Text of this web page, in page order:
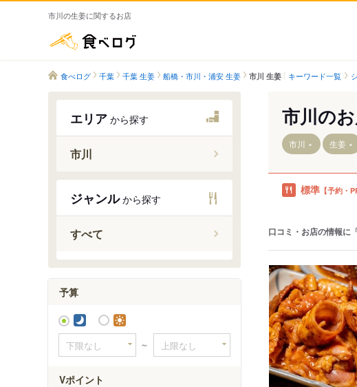
市川の生姜に関するお店
食べログ 千葉 千葉 生姜 船橋・市川・浦安 生姜 市川 生姜 キーワード一覧
エリア から探す
市川
市川大野駅
市川駅
市川塩浜駅
二俣新町駅
南行徳駅
行徳駅
妙典駅
ジャンルから探す
すべて
予算
～
Vポイント
市川の
市川 生姜
標準 【予約・
口コミ・お店の情報に